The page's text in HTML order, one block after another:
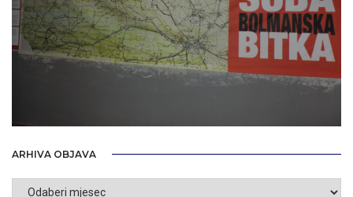
ARHIVA OBJAVA
Arhiva